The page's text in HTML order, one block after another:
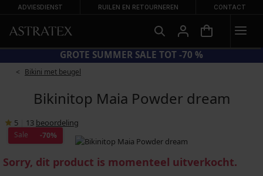
ADVIESDIENST RUILEN EN RETOURNEREN CONTACT
CODE BRA20 = BH'S -20%
Bikini met beugel
Bikinitop Maia Powder dream
5 13 beoordeling
Sale -70%
Sorry, dit product is momenteel uitverkocht.